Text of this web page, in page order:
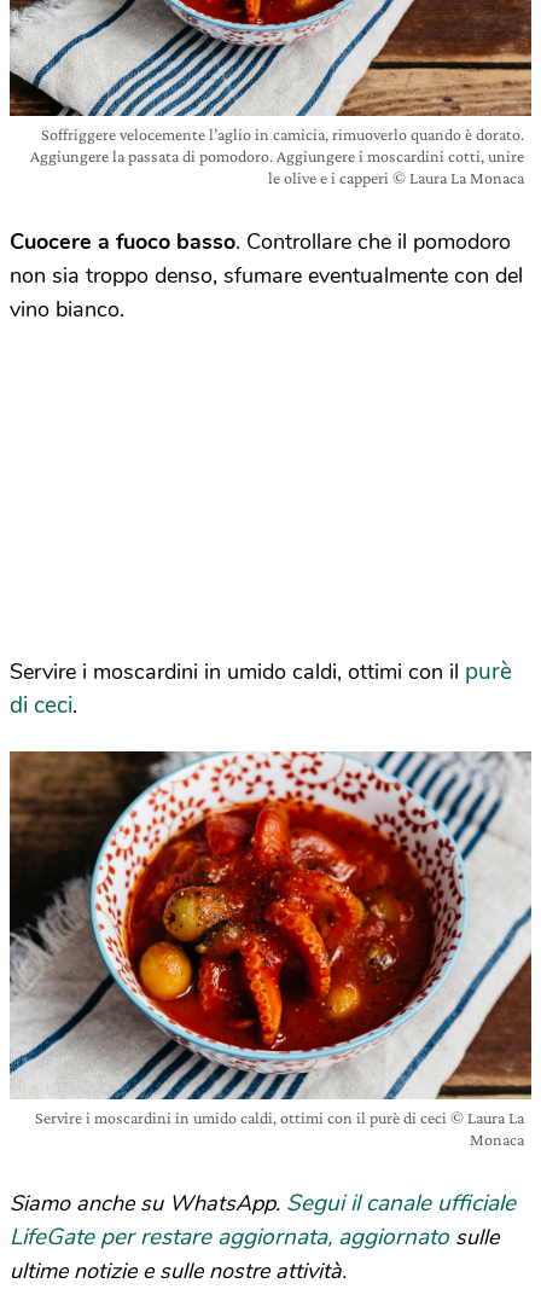
Soffriggere velocemente l’aglio in camicia, rimuoverlo quando è dorato.
Aggiungere la passata di pomodoro. Aggiungere i moscardini cotti, unire
le olive e i capperi © Laura La Monaca
Cuocere a fuoco basso. Controllare che il pomodoro
non sia troppo denso, sfumare eventualmente con del
vino bianco.
Servire i moscardini in umido caldi, ottimi con il purè
di ceci.
Servire i moscardini in umido caldi, ottimi con il purè di ceci © Laura La
Monaca
Siamo anche su WhatsApp. Segui il canale ufficiale
LifeGate per restare aggiornata, aggiornato sulle
ultime notizie e sulle nostre attività.